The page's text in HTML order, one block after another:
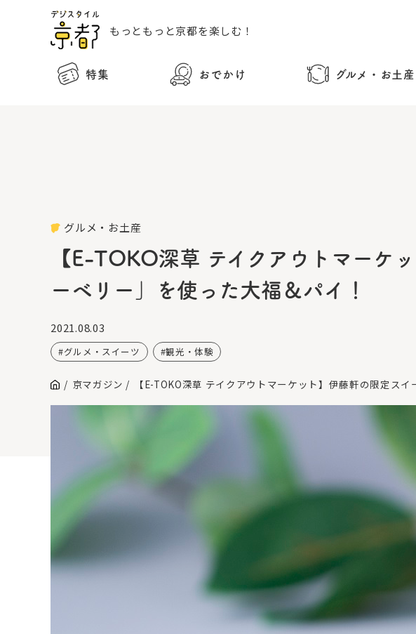
もっともっと京都を楽しむ！
特集 おでかけ グルメ・お土産
グルメ・お土産
【E-TOKO深草 テイクアウトマーケ
ーベリー」を使った大福＆パイ！
2021.08.03
グルメ・スイーツ 観光・体験
京マガジン 【E-TOKO深草 テイクアウトマーケット】伊藤軒の限定ス